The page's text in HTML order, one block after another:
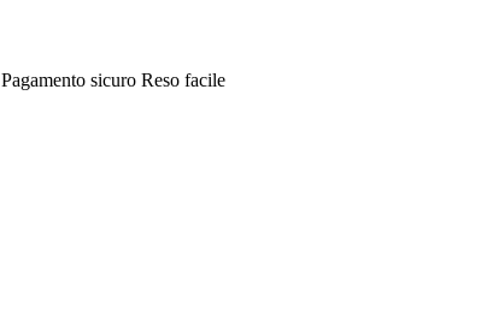
Pagamento sicuro Reso facile